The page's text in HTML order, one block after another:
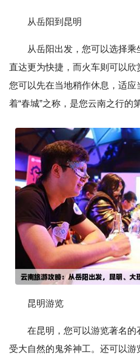
从岳阳到昆明
从岳阳出发，您可以选择
直达更为快捷，而火车则可以欣
您可以先在当地稍作休息，适
着“春城”之称，是您云南之行的
昆明游览
在昆明，您可以游览著名
受大自然的鬼斧神工。还可以游